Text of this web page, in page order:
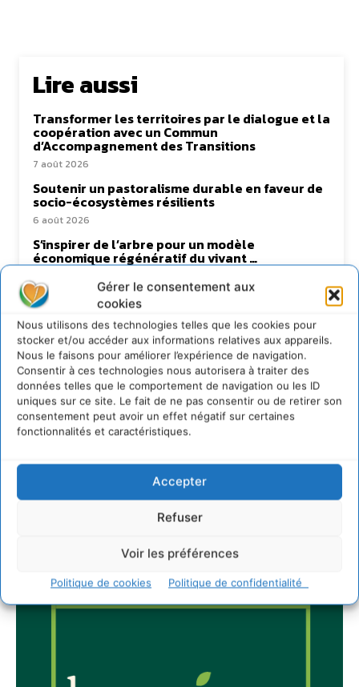
Gérer le consentement aux
cookies
Nous utilisons des technologies telles que les cookies pour
stocker et/ou accéder aux informations relatives aux appareils.
Nous le faisons pour améliorer l’expérience de navigation.
Consentir à ces technologies nous autorisera à traiter des
données telles que le comportement de navigation ou les ID
uniques sur ce site. Le fait de ne pas consentir ou de retirer son
consentement peut avoir un effet négatif sur certaines
fonctionnalités et caractéristiques.
Accepter
Refuser
Voir les préférences
Politique de cookies Politique de confidentialité
Lire aussi
Transformer les territoires par le dialogue et la
coopération avec un Commun
d’Accompagnement des Transitions
7 août 2026
Soutenir un pastoralisme durable en faveur de
socio-écosystèmes résilients
6 août 2026
S’inspirer de l’arbre pour un modèle
économique régénératif du vivant …
IPBES : le « GIEC de la biodiversité » appelle les
entreprises à devenir des alliées du vivant
4 août 2026
Newsletter
JE M'ABONNE